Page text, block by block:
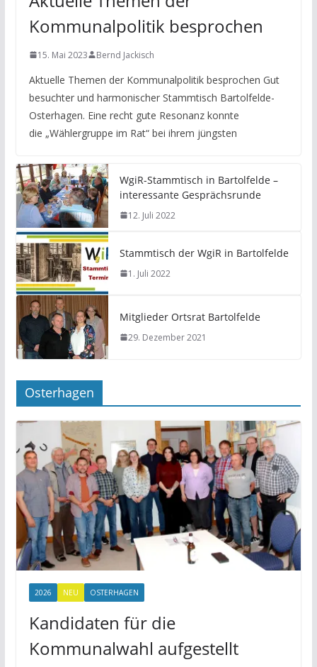
Kommunalpolitik besprochen
15. Mai 2023 Bernd Jackisch
Aktuelle Themen der Kommunalpolitik besprochen Gut
besuchter und harmonischer Stammtisch Bartolfelde-
Osterhagen. Eine recht gute Resonanz konnte
die „Wählergruppe im Rat“ bei ihrem jüngsten
WgiR-Stammtisch in Bartolfelde –
interessante Gesprächsrunde
12. Juli 2022
Stammtisch der WgiR in Bartolfelde
1. Juli 2022
Mitglieder Ortsrat Bartolfelde
29. Dezember 2021
Osterhagen
2026 NEU OSTERHAGEN
Kandidaten für die
Kommunalwahl aufgestellt